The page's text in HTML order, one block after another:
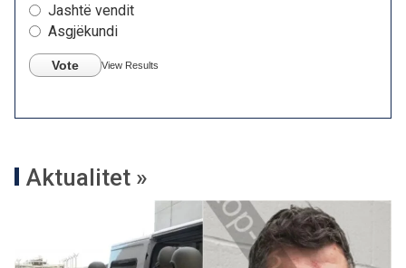
Jashtë vendit
Asgjëkundi
Vote View Results
Aktualitet »